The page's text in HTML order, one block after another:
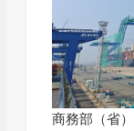
商務部（省